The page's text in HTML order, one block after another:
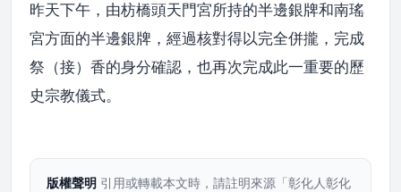
昨天下午，由枋橋頭天門宮所持的半邊銀牌和南瑤
宮方面的半邊銀牌，經過核對得以完全併攏，完成
祭（接）香的身分確認，也再次完成此一重要的歷
史宗教儀式。
版權聲明 引用或轉載本文時，請註明來源「彰化人彰化